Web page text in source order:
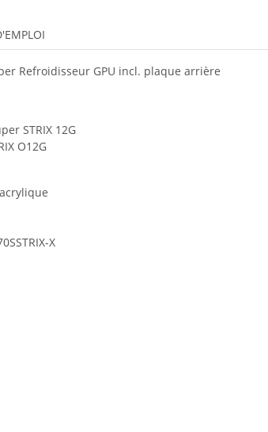
Refroidisseur GPU incl. plaque arrière
STRIX 12G
O12G
X